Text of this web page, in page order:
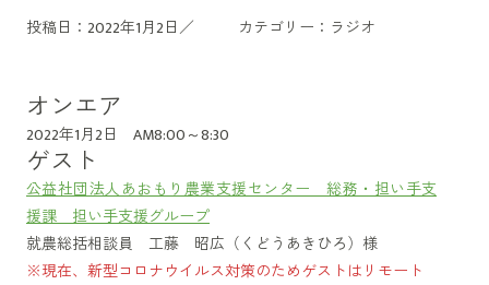
投稿日：2022年1月2日／ カテゴリー： ラジオ
オンエア
2022年1月2日 AM8:00～8:30
ゲスト
公益社団法人あおもり農業支援センター 総務・担い手支
援課 担い手支援グループ
就農総括相談員 工藤 昭広（くどうあきひろ）様
※現在、新型コロナウイルス対策のためゲストはリモート